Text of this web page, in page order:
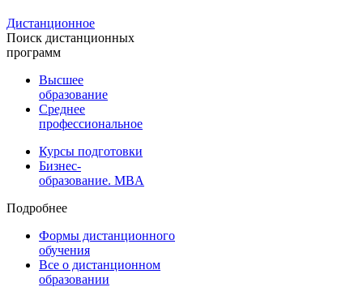
Дистанционное
Поиск дистанционных
программ
Высшее
образование
Среднее
профессиональное
Курсы подготовки
Бизнес-
образование. MBA
Подробнее
Формы дистанционного
обучения
Все о дистанционном
образовании